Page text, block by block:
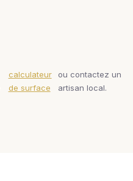
calculateur
de surface
ou contactez un
artisan local.